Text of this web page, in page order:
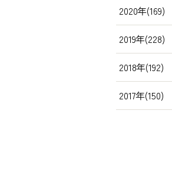
2020年(169)
2019年(228)
2018年(192)
2017年(150)